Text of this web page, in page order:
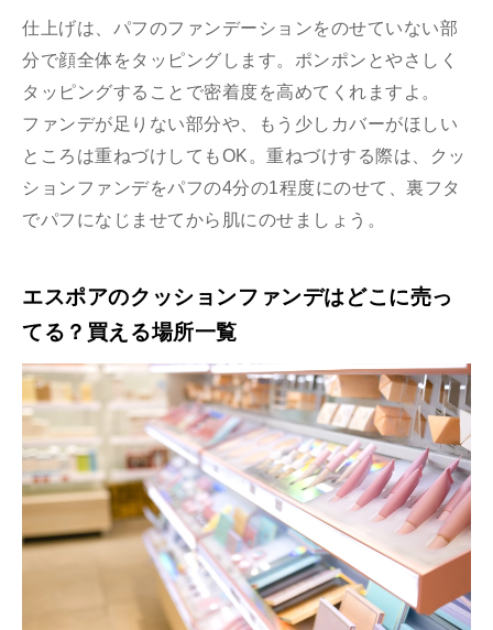
仕上げは、パフのファンデーションをのせていない部
分で顔全体をタッピングします。ポンポンとやさしく
タッピングすることで密着度を高めてくれますよ。
ファンデが足りない部分や、もう少しカバーがほしい
ところは重ねづけしてもOK。重ねづけする際は、クッ
ションファンデをパフの4分の1程度にのせて、裏フタ
でパフになじませてから肌にのせましょう。
エスポアのクッションファンデはどこに売っ
てる？買える場所一覧